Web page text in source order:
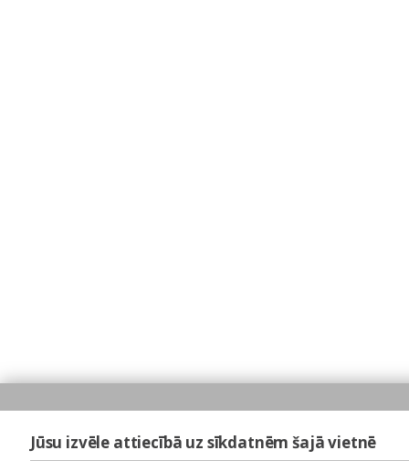
Jūsu izvēle attiecībā uz sīkdatnēm šajā vietnē